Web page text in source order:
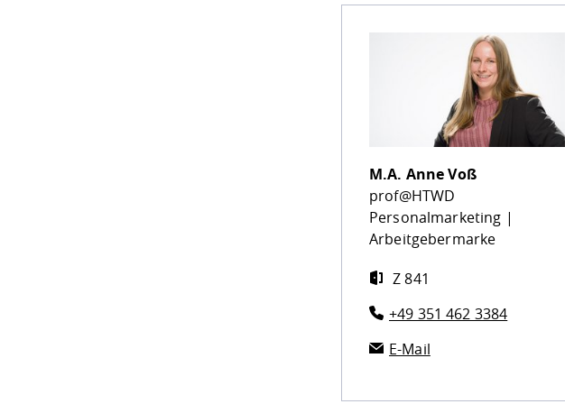
M.A. Anne Voß
prof@HTWD
Personalmarketing |
Arbeitgebermarke
Z 841
+49 351 462 3384
E-Mail